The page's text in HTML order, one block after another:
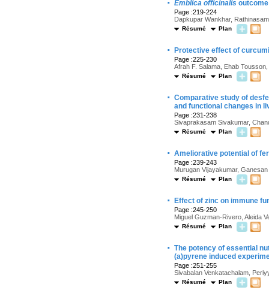
Emblica officinalis
Page :219-224
Dapkupar Wankhar,
Résumé Plan
· Protective effect of
Page :225-230
Afrah F. Salama, Ehab
Résumé Plan
· Comparative study of
and functional changes in
Page :231-238
Sivaprakasam Sivakumar,
Résumé Plan
· Ameliorative potential of
Page :239-243
Murugan Vijayakumar,
Résumé Plan
· Effect of zinc on immune
Page :245-250
Miguel Guzman-Rivero, Aleida
Résumé Plan
· The potency of essential
(a)pyrene induced
Page :251-255
Sivabalan Venkatachalam,
Résumé Plan